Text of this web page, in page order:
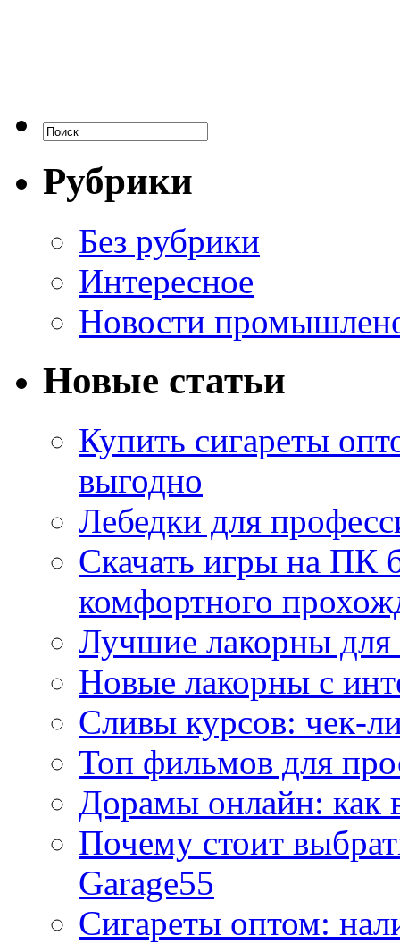
Рубрики
Без рубрики
Интересное
Новости
Новые статьи
Купить сигареты
выгодно
Лебедки для
Скачать игры на ПК
комфортного
Лучшие лакорны для
Новые лакорны с
Сливы курсов: чек-
Топ фильмов для
Дорамы онлайн: как
Почему стоит
Garage55
Сигареты оптом: